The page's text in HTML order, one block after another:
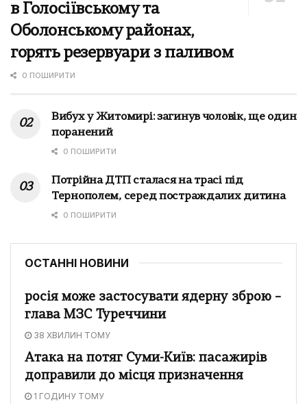
в Голосіївському та
Оболонському районах,
горять резервуари з паливом
0 ПОШИРИТИ
Вибух у Житомирі: загинув чоловік, ще один
поранений
0 ПОШИРИТИ
Потрійна ДТП сталася на трасі під
Тернополем, серед постраждалих дитина
0 ПОШИРИТИ
ОСТАННІ НОВИНИ
росія може застосувати ядерну зброю –
глава МЗС Туреччини
38 ХВИЛИН ТОМУ
Атака на потяг Суми-Київ: пасажирів
доправили до місця призначення
1 ГОДИНУ ТОМУ